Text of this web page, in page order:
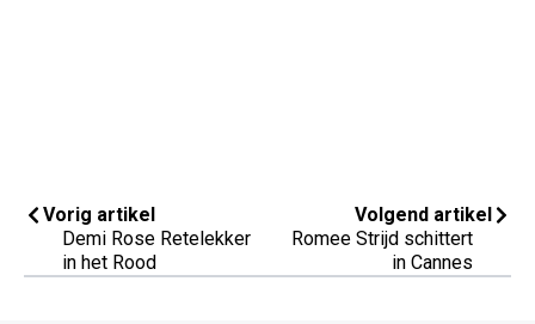
Vorig artikel
Demi Rose Retelekker
in het Rood
Volgend artikel
Romee Strijd schittert
in Cannes